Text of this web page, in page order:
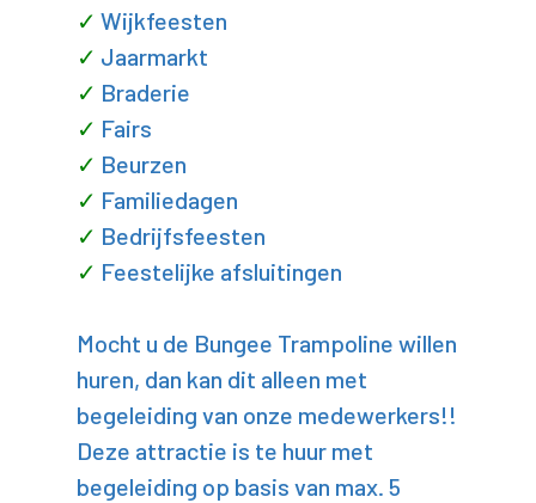
Wijkfeesten
Jaarmarkt
Braderie
Fairs
Beurzen
Familiedagen
Bedrijfsfeesten
Feestelijke afsluitingen
Mocht u de Bungee Trampoline willen
huren, dan kan dit alleen met
begeleiding van onze medewerkers!!
Deze attractie is te huur met
begeleiding op basis van max. 5